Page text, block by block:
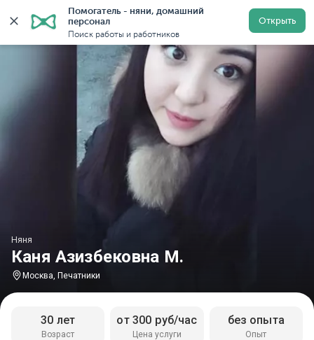
Помогатель - няни, домашний
персонал
Поиск работы и работников
Открыть
Главная Няни Няни в Москве Няни у метро
Каня Азизбековна М.
Няня
Москва, Печатники
Возраст
30 лет
Цена услуги
от 300 руб/час
Опыт
без опыта